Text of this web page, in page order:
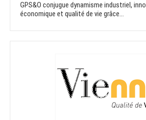
GPS&O conjugue dynamisme industriel,
économique et qualité de vie grâce...